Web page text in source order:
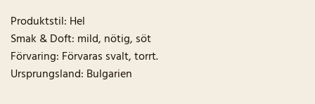
Produktstil: Hel
Smak & Doft: mild, nötig, söt
Förvaring: Förvaras svalt, torrt.
Ursprungsland: Bulgarien